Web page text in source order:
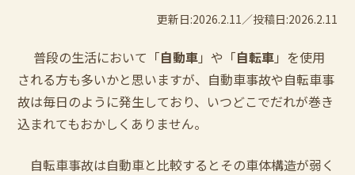
更新日:2026.2.11 投稿日:2026.2.11
普段の生活において「自動車」や「自転車」を使用
される方も多いかと思いますが、自動車事故や自転車事
故は毎日のように発生しており、いつどこでだれが巻き
込まれてもおかしくありません。
自転車事故は自動車と比較するとその車体構造が弱く